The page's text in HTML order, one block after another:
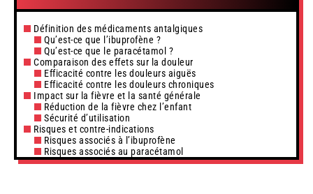
Définition des médicaments antalgiques
Qu’est-ce que l’ibuprofène ?
Qu’est-ce que le paracétamol ?
Comparaison des effets sur la douleur
Efficacité contre les douleurs aiguës
Efficacité contre les douleurs chroniques
Impact sur la fièvre et la santé générale
Réduction de la fièvre chez l’enfant
Sécurité d’utilisation
Risques et contre-indications
Risques associés à l’ibuprofène
Risques associés au paracétamol